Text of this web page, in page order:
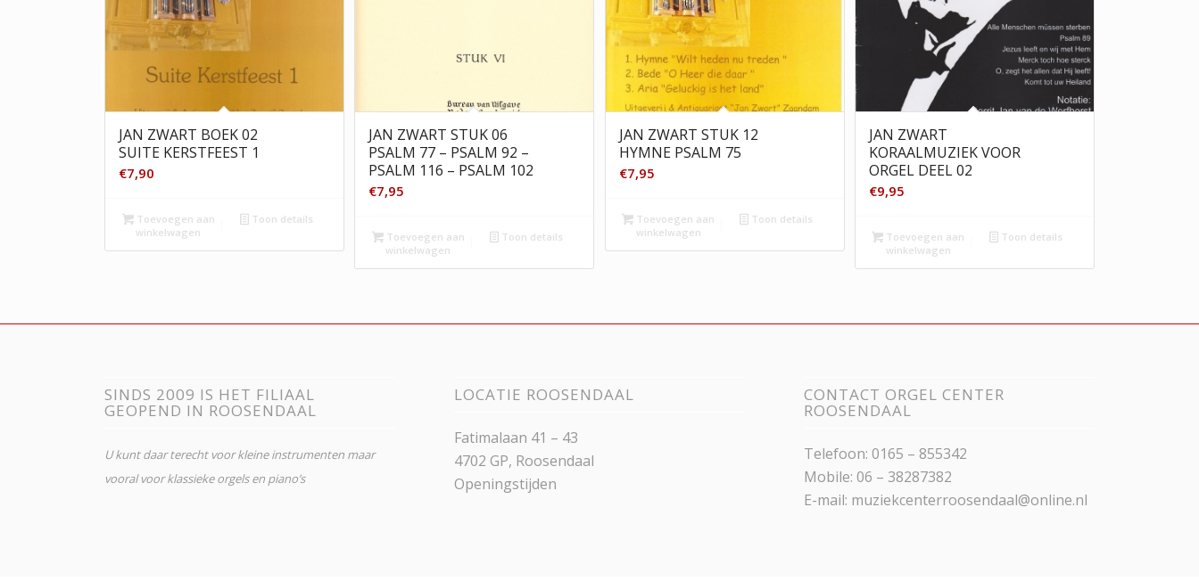
JAN ZWART BOEK 02
SUITE KERSTFEEST 1
€7,90
Toevoegen aan
winkelwagen
Toon details
JAN ZWART STUK 06
PSALM 77 – PSALM 92 –
PSALM 116 – PSALM 102
€7,95
Toevoegen aan
winkelwagen
Toon details
JAN ZWART STUK 12
HYMNE PSALM 75
€7,95
Toevoegen aan
winkelwagen
Toon details
JAN ZWART
KORAALMUZIEK VOOR
ORGEL DEEL 02
€9,95
Toevoegen aan
winkelwagen
Toon details
SINDS 2009 IS HET FILIAAL
GEOPEND IN ROOSENDAAL
U kunt daar terecht voor kleine instrumenten maar
vooral voor klassieke orgels en piano’s
LOCATIE ROOSENDAAL
Fatimalaan 41 – 43
4702 GP, Roosendaal
Openingstijden
CONTACT ORGEL CENTER
ROOSENDAAL
Telefoon: 0165 – 855342
Mobile: 06 – 38287382
E-mail: muziekcenterroosendaal@online.nl